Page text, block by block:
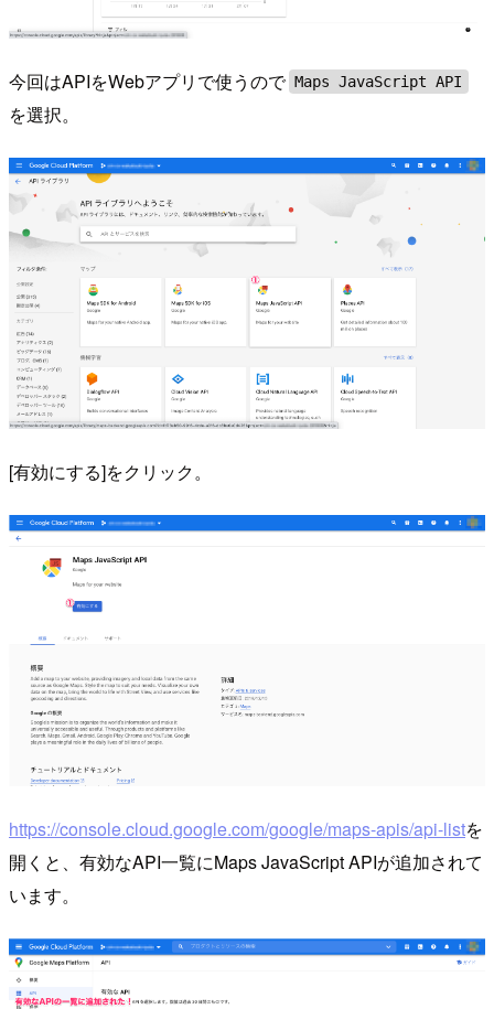
今回はAPIをWebアプリで使うので Maps JavaScript API
を選択。
[有効にする]をクリック。
https://console.cloud.google.com/google/maps-apis/api-listを
開くと、有効なAPI一覧にMaps JavaScript APIが追加されて
います。